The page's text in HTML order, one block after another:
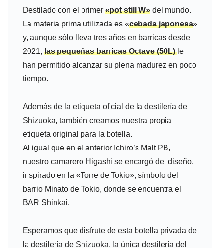
Destilado con el primer «pot still W»del mundo.
La materia prima utilizada es «cebada japonesa»
y, aunque sólo lleva tres años en barricas desde
2021, las pequeñas barricas Octave (50L) le
han permitido alcanzar su plena madurez en poco
tiempo.
Además de la etiqueta oficial de la destilería de
Shizuoka, también creamos nuestra propia
etiqueta original para la botella.
Al igual que en el anterior Ichiro’s Malt PB,
nuestro camarero Higashi se encargó del diseño,
inspirado en la «Torre de Tokio», símbolo del
barrio Minato de Tokio, donde se encuentra el
BAR Shinkai.
Esperamos que disfrute de esta botella privada de
la destilería de Shizuoka, la única destilería del